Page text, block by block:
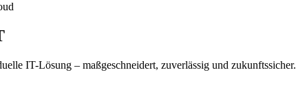
IT-Lösung – maßgeschneidert, zuverlässig und zukunftssicher.